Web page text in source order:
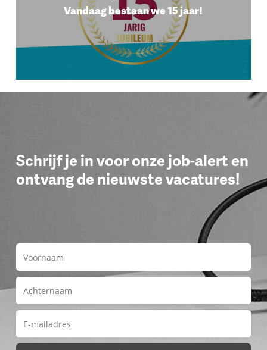
Vandaag bestaan we 15 jaar!
Schrijf je in voor onze job-alert en
ontvang de nieuwste vacatures!